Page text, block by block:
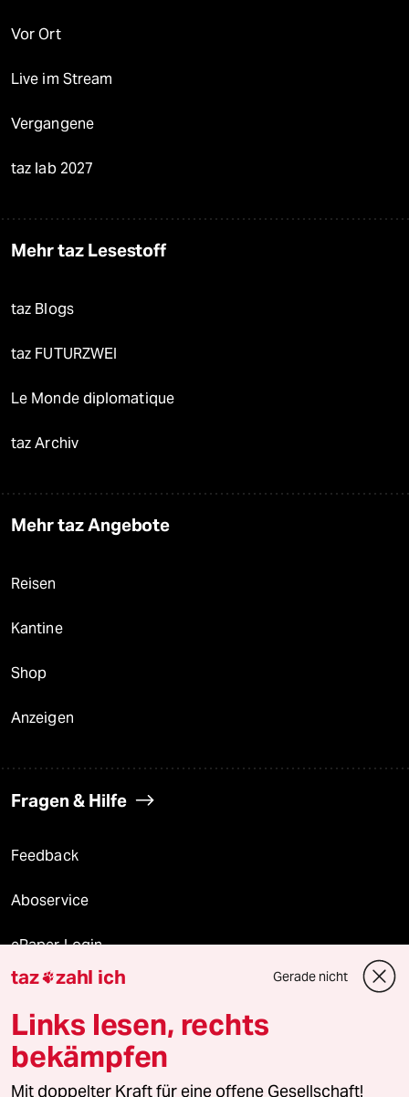
Vor Ort
Live im Stream
Vergangene
taz lab 2027
Mehr taz Lesestoff
taz Blogs
taz FUTURZWEI
Le Monde diplomatique
taz Archiv
Mehr taz Angebote
Reisen
Kantine
Shop
Anzeigen
Fragen & Hilfe
Feedback
Aboservice
ePaper Login
Downloads für Abonnierende
© 2026 taz Verlags und Vertriebs GmbH
Alle Rechte vorbehalten. Bei rechtlichen Fragen oder für Genehmigungen
taz zahl ich Gerade nicht
Links lesen, rechts
bekämpfen
Mit doppelter Kraft für eine offene Gesellschaft!